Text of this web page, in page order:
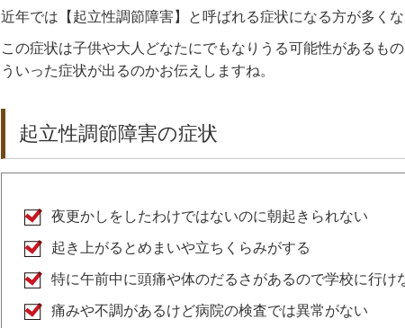
近年では【起立性調節障害】と呼ばれる症状になる方が多くな
この症状は子供や大人どなたにでもなりうる可能性があるも
ういった症状が出るのかお伝えしますね。
起立性調節障害の症状
夜更かしをしたわけではないのに朝起きられない
起き上がるとめまいや立ちくらみがする
特に午前中に頭痛や体のだるさがあるので学校に行け
痛みや不調があるけど病院の検査では異常がない